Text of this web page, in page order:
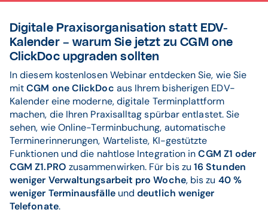
Digitale Praxisorganisation statt EDV-
Kalender – warum Sie jetzt zu CGM one
ClickDoc upgraden sollten
In diesem kostenlosen Webinar entdecken Sie, wie Sie
mitCGM one ClickDoc aus Ihrem bisherigen EDV-
Kalender eine moderne, digitale Terminplattform
machen, die Ihren Praxisalltag spürbar entlastet. Sie
sehen, wie Online-Terminbuchung, automatische
Terminerinnerungen, Warteliste, KI-gestützte
Funktionen und die nahtlose Integration inCGM Z1 oder
CGM Z1.PRO zusammenwirken. Für bis zu16 Stunden
weniger Verwaltungsarbeit pro Woche, bis zu 40 %
weniger Terminausfälleunddeutlich weniger
Telefonate.